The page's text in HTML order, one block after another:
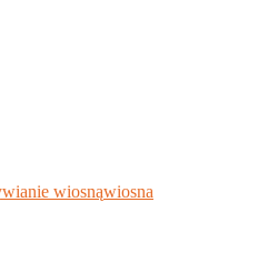
wiosnąwiosna